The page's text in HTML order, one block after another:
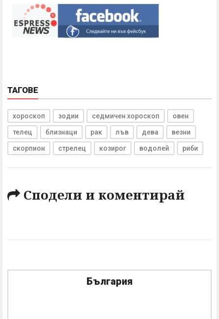
ТАГОВЕ
хороскоп зодии седмичен хороскоп овен
телец близнаци рак лъв дева везни
скорпион стрелец козирог водолей риби
Сподели и коментирай
България